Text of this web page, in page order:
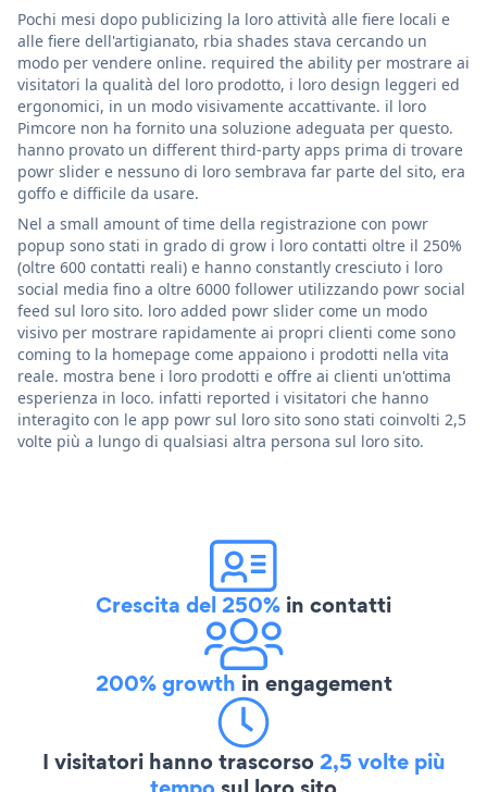
Pochi mesi dopo publicizing la loro attività alle fiere locali e
alle fiere dell'artigianato, rbia shades stava cercando un
modo per vendere online. required the ability per mostrare ai
visitatori la qualità del loro prodotto, i loro design leggeri ed
ergonomici, in un modo visivamente accattivante. il loro
Pimcore non ha fornito una soluzione adeguata per questo.
hanno provato un different third-party apps prima di trovare
powr slider e nessuno di loro sembrava far parte del sito, era
goffo e difficile da usare.
Nel a small amount of time della registrazione con powr
popup sono stati in grado di grow i loro contatti oltre il 250%
(oltre 600 contatti reali) e hanno constantly cresciuto i loro
social media fino a oltre 6000 follower utilizzando powr social
feed sul loro sito. loro added powr slider come un modo
visivo per mostrare rapidamente ai propri clienti come sono
coming to la homepage come appaiono i prodotti nella vita
reale. mostra bene i loro prodotti e offre ai clienti un'ottima
esperienza in loco. infatti reported i visitatori che hanno
interagito con le app powr sul loro sito sono stati coinvolti 2,5
volte più a lungo di qualsiasi altra persona sul loro sito.
Crescita del 250% in contatti
200% growth in engagement
I visitatori hanno trascorso2,5 volte più